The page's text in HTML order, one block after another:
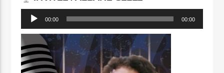
Lecteur
audio
00:00 00:00